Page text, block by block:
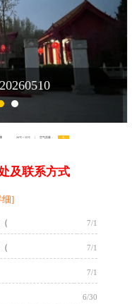
及联系方式
细]
7/1
7/1
7/1
6/30